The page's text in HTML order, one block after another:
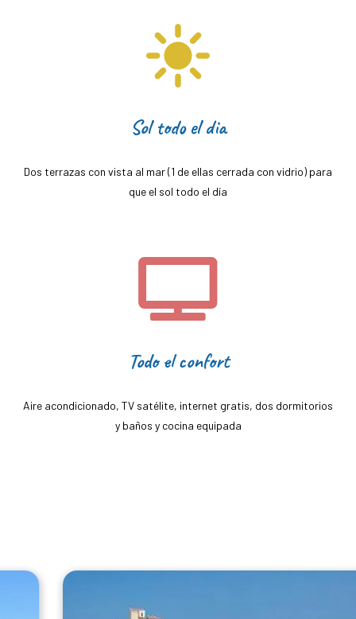
Sol todo el dia
Dos terrazas con vista al mar (1 de ellas cerrada con vidrio) para
que el sol todo el día
Todo el confort
Aire acondicionado, TV satélite, internet gratis, dos dormitorios
y baños y cocina equipada